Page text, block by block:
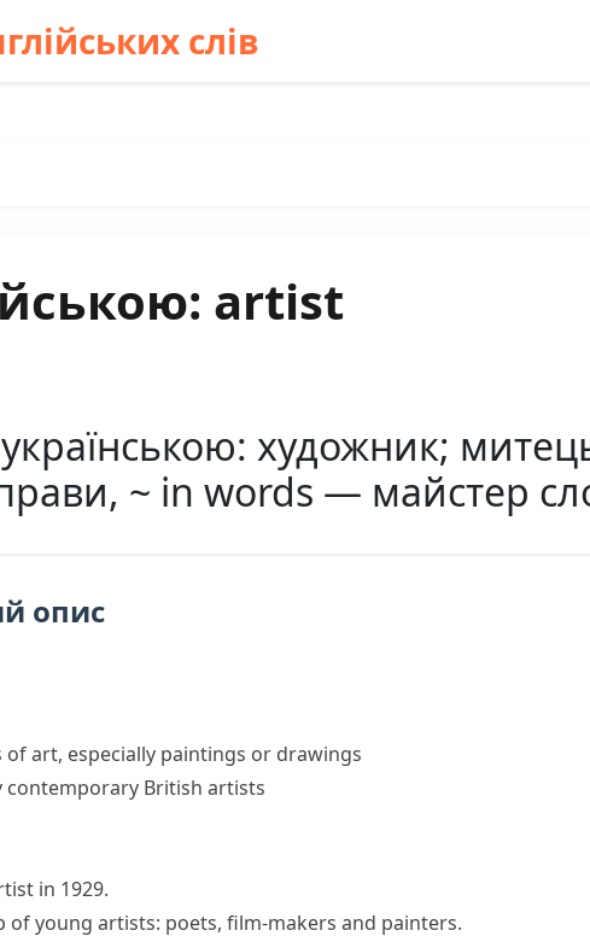
слів
artist
художник;
~ in words — майстер
опис
art, especially paintings or drawings
contemporary British artists
in 1929.
of young artists: poets, film-makers and painters.